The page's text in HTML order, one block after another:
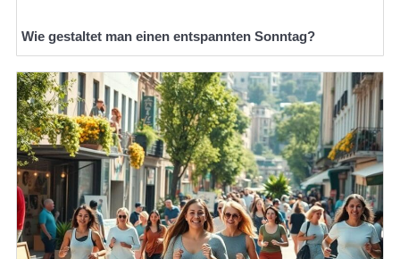
Wie gestaltet man einen entspannten Sonntag?